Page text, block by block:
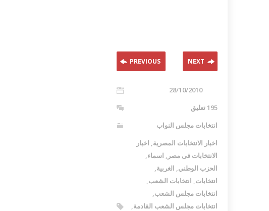
PREVIOUS NEXT
28/10/2010
195 تعليق
انتخابات مجلس النواب
اخبار الانتخابات المصرية, اخبار
الانتخابات فى مصر , اسماء,
الحزب الوطني, الغربية,
انتخابات, انتخابات الشعب,
انتخابات مجلس الشعب,
انتخابات مجلس الشعب القادمة,